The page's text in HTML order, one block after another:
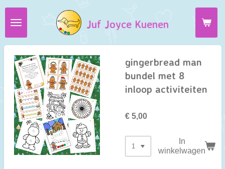
Ga
direct
de
hoofdinhoud
Juf Joyce Kuenen
gingerbread man
bundel met 8
inloop activiteiten
€ 5,00
In
winkelwagen